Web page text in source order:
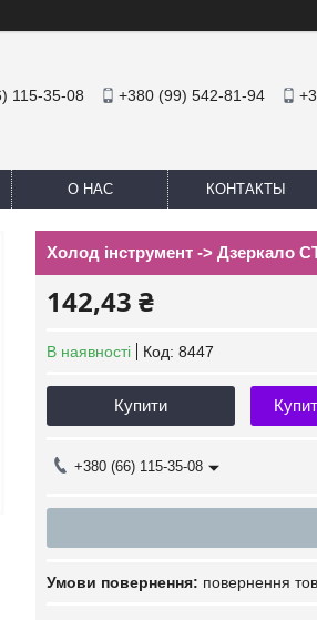
115-35-08 +380 (99) 542-81-94
О НАС КОНТАКТЫ
Холод інструмент -> Дзеркало
142,43 ₴
В наявності Код: 8447
Купити
+380 (66) 115-35-08
повернення